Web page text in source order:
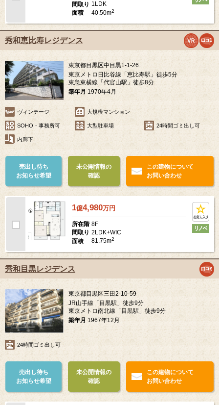
間取り 1LDK
面積
40.50m2
秀和恵比寿レジデンス
東京都目黒区中目黒1-1-26
東京メトロ日比谷線「恵比寿駅」徒歩5分
東急東横線「代官山駅」徒歩8分
築年月 1970年4月
ヴィンテージ 大規模マンション
SOHO・事務所可 大型駐車場 24時間ゴミ出し可
内廊下
売出し待ち
お知らせ希望
未公開情報の
確認
この建物について
お問い合わせ
1億4,980万円
所在階 8F
間取り 2LDK+WIC
面積
81.75m2
秀和目黒レジデンス
東京都目黒区三田2-10-59
JR山手線「目黒駅」徒歩9分
東京メトロ南北線「目黒駅」徒歩9分
築年月 1967年12月
24時間ゴミ出し可
売出し待ち
お知らせ希望
未公開情報の
確認
この建物について
お問い合わせ